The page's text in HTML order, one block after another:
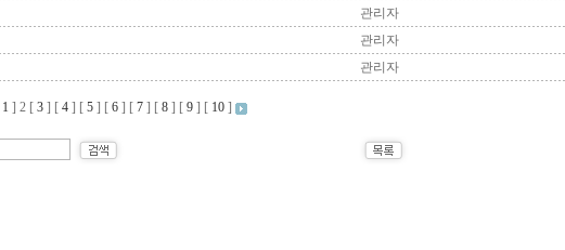
관리자
관리자
관리자
1 ] 2[ 3] [ 4] [ 5] [ 6] [ 7] [ 8] [ 9] [ 10]